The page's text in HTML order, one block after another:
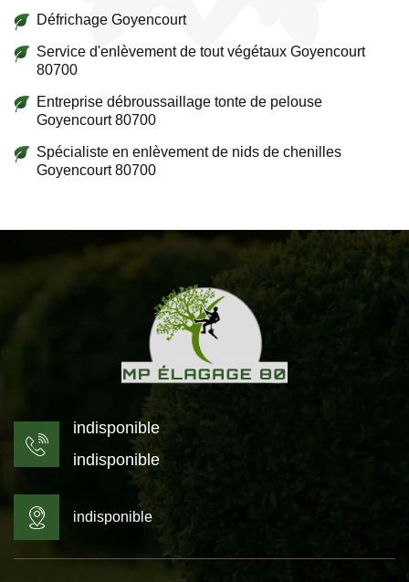
Défrichage Goyencourt
Service d'enlèvement de tout végétaux Goyencourt
80700
Entreprise débroussaillage tonte de pelouse
Goyencourt 80700
Spécialiste en enlèvement de nids de chenilles
Goyencourt 80700
indisponible
indisponible
indisponible